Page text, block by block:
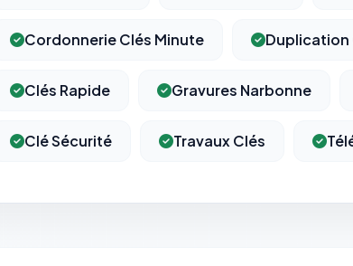
Cordonnerie Clés Minute Duplication
Clés Rapide Gravures Narbonne
Clé Sécurité Travaux Clés